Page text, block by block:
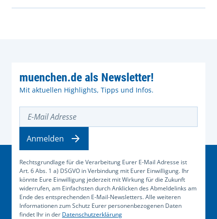
muenchen.de als Newsletter!
Mit aktuellen Highlights, Tipps und Infos.
Rechtsgrundlage für die Verarbeitung Eurer E-Mail Adresse ist
Art. 6 Abs. 1 a) DSGVO in Verbindung mit Eurer Einwilligung. Ihr
könnte Eure Einwilligung jederzeit mit Wirkung für die Zukunft
widerrufen, am Einfachsten durch Anklicken des Abmeldelinks am
Ende des entsprechenden E-Mail-Newsletters. Alle weiteren
Informationen zum Schutz Eurer personenbezogenen Daten
findet Ihr in der Datenschutzerklärung
Anmelden